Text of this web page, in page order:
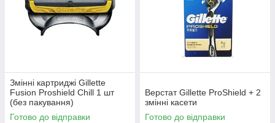
Змінні картриджі Gillette
Fusion Proshield Chill 1 шт
(без пакування)
Готово до відправки
Верстат Gillette ProShield + 2
змінні касети
Готово до відправки